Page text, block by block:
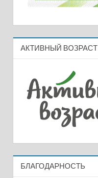
АКТИВНЫЙ ВОЗРАСТ
БЛАГОДАРНОСТЬ